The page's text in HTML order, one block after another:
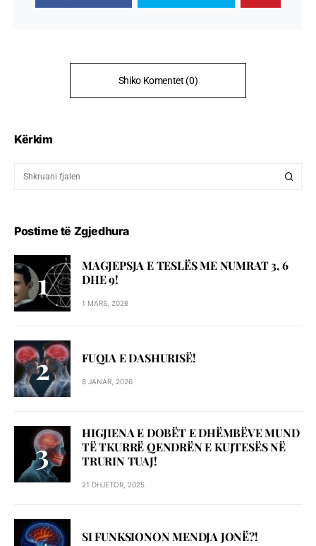
Shiko Komentet (0)
Kërkim
Postime të Zgjedhura
MAGJEPSJA E TESLËS ME NUMRAT 3, 6
DHE 9!
1 MARS, 2026
FUQIA E DASHURISË!
8 JANAR, 2026
HIGJIENA E DOBËT E DHËMBËVE MUND
TË TKURRË QENDRËN E KUJTESËS NË
TRURIN TUAJ!
21 DHJETOR, 2025
SI FUNKSIONON MENDJA JONË?!